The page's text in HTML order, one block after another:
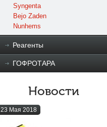
Syngenta
Bejo Zaden
Nunhems
Реагенты
ГОФРОТАРА
Новости
23 Мая 2018